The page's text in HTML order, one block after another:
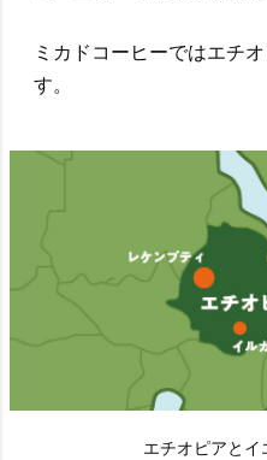
ミカドコーヒーではエチ
す。
エチオピアと